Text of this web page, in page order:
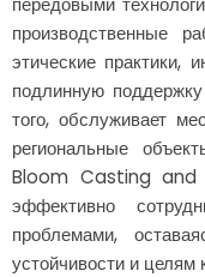
производственные
этические практики,
подлинную
того, обслуживает
региональные
Bloom Casting and
эффективно
проблемами,
устойчивости и целям